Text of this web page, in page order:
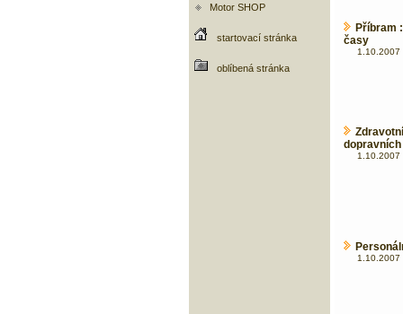
Motor SHOP
startovací stránka
oblíbená stránka
Příbram
časy
1.10.2007
dopravních
1.10.2007
1.10.2007